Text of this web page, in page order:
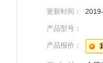
更新时间：
产品型号：
产品报价：